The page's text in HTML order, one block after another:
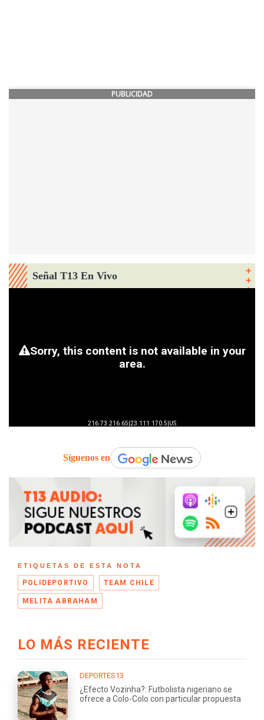
PUBLICIDAD
Señal T13 En Vivo
Síguenos en
ETIQUETAS DE ESTA NOTA
POLIDEPORTIVO TEAM CHILE
MELITA ABRAHAM
LO MÁS RECIENTE
DEPORTES13
¿Efecto Vozinha?: Futbolista nigeriano se
ofrece a Colo-Colo con particular propuesta